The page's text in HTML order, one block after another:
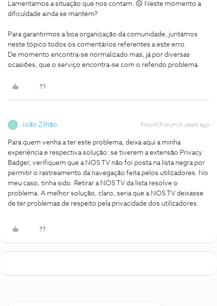
Lamentamos a situação que nos contam. ☹️ Neste momento a
dificuldade ainda se mantém?
Para garantirmos a boa organização da comunidade, juntámos
neste tópico todos os comentários referentes a este erro.
De momento encontra-se normalizado mas, já por diversas
ocasiões, que o serviço encontra-se com o referido problema.
João Zilhão Forum|Forum|6 years ago
Para quem venha a ter este problema, deixa aqui a minha
experiência e respectiva solução: se tiverem a extensão Privacy
Badger, verifiquem que a NOS TV não foi posta na lista negra por
permitir o rastreamento da navegação feita pelos utilizadores. No
meu caso, tinha sido. Retirar a NOS TV da lista resolve o
problema. A melhor solução, claro, seria que a NOS TV deixasse
de ter problemas de respeito pela privacidade dos utilizadores.